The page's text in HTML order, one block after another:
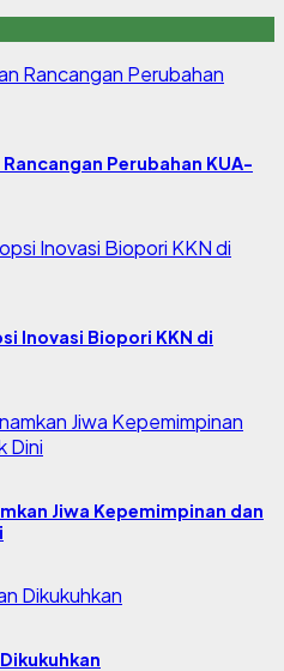
Perubahan KUA-
Inovasi Biopori KKN di
Jiwa Kepemimpinan dan